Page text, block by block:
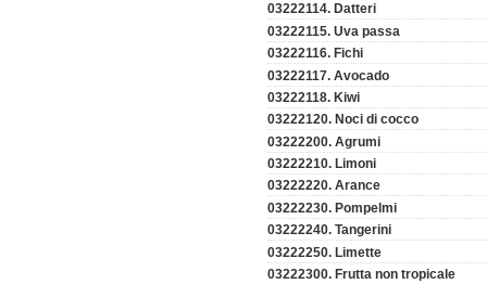
03222114. Datteri
03222115. Uva passa
03222116. Fichi
03222117. Avocado
03222118. Kiwi
03222120. Noci di cocco
03222200. Agrumi
03222210. Limoni
03222220. Arance
03222230. Pompelmi
03222240. Tangerini
03222250. Limette
03222300. Frutta non tropicale